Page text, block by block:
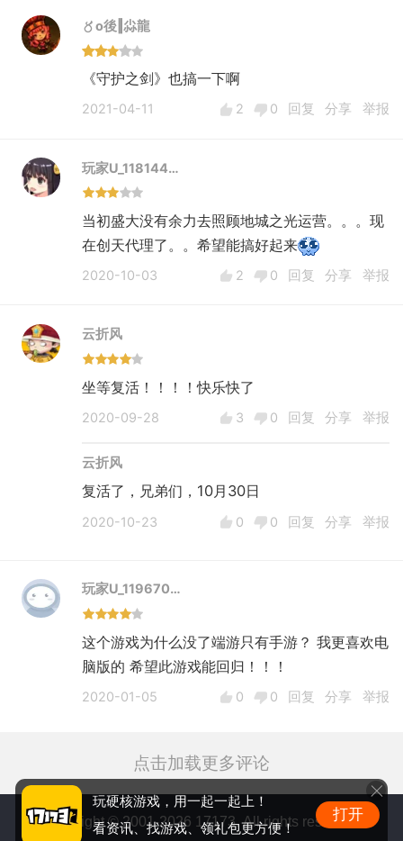
〥ο後‖尛龍
《守护之剑》也搞一下啊
2021-04-11 2 0 回复 分享 举报
玩家U_118144…
当初盛大没有余力去照顾地城之光运营。。。现
在创天代理了。。希望能搞好起来
2020-10-03 2 0 回复 分享 举报
云折风
坐等复活！！！！快乐快了
2020-09-28 3 0 回复 分享 举报
云折风
复活了，兄弟们，10月30日
2020-10-23 0 0 回复 分享 举报
玩家U_119670…
这个游戏为什么没了端游只有手游？ 我更喜欢电
脑版的 希望此游戏能回归！！！
2020-01-05 0 0 回复 分享 举报
点击加载更多评论
Copyright © 2001-2026 17173. All rights reserved.
玩硬核游戏，用一起一起上！
看资讯、找游戏、领礼包更方便！
打开